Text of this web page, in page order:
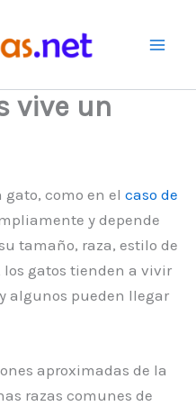
vive un
gato, como en el caso de
y depende
tamaño, raza, estilo de
gatos tienden a vivir
algunos pueden llegar
aproximadas de la
razas comunes de